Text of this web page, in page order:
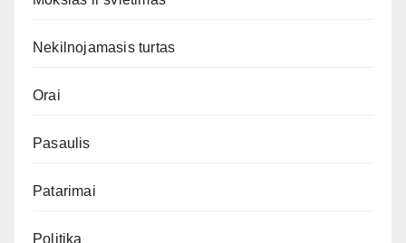
Nekilnojamasis turtas
Orai
Pasaulis
Patarimai
Politika